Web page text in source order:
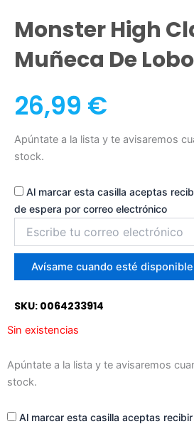
Monster High
Muñeca De Lobo
26,99 €
Apúntate a la lista y te avisaremos
stock.
Al marcar esta casilla aceptas
de espera por correo electrónico
correo
para
unirte
la
lista
de
Avísame cuando esté disponible
SKU: 0064233914
Sin existencias
Apúntate a la lista y te avisaremos
stock.
Al marcar esta casilla aceptas